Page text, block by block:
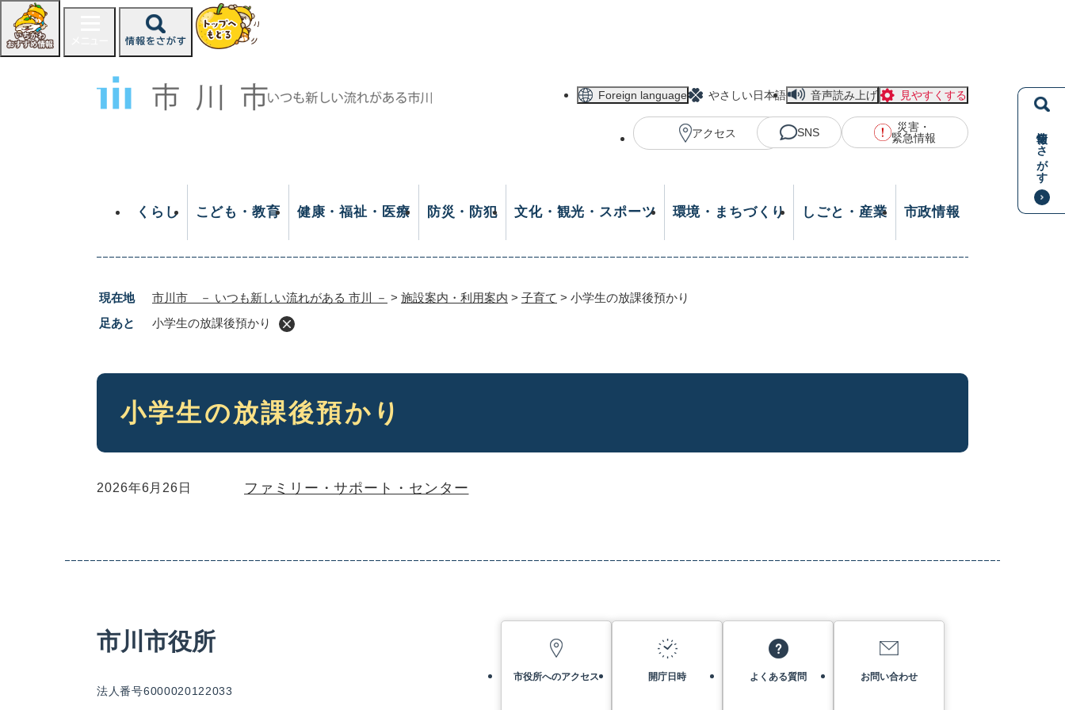
ジ
情報をさがす
Foreign language やさしい日本語 音声読み上げ 見やすくする
アクセス SNS
災害・
緊急情報
くらし こども・教育 健康・福祉・医療 防災・防犯 文化・観光・スポーツ 環境・まちづくり しごと・産業 市政情報
現在地 市川市 － いつも新しい流れがある 市川 － > 施設案内・利用案内 > 子育て > 小学生の放課後預かり
足あと
小学生の放課後預かり
本
小学生の放課後預かり
2026年6月26日 ファミリー・サポート・センター
市川市役所
法人番号6000020122033
市役所へのアクセス 開庁日時 よくある質問 お問い合わせ